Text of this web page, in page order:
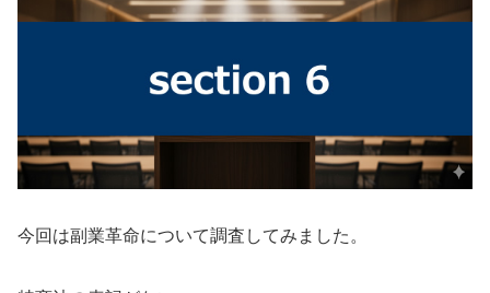
今回は副業革命について調査してみました。